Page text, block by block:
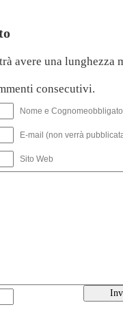
avere una lunghezza
consecutivi.
Nome e
E-mail (non verrà
Sito Web